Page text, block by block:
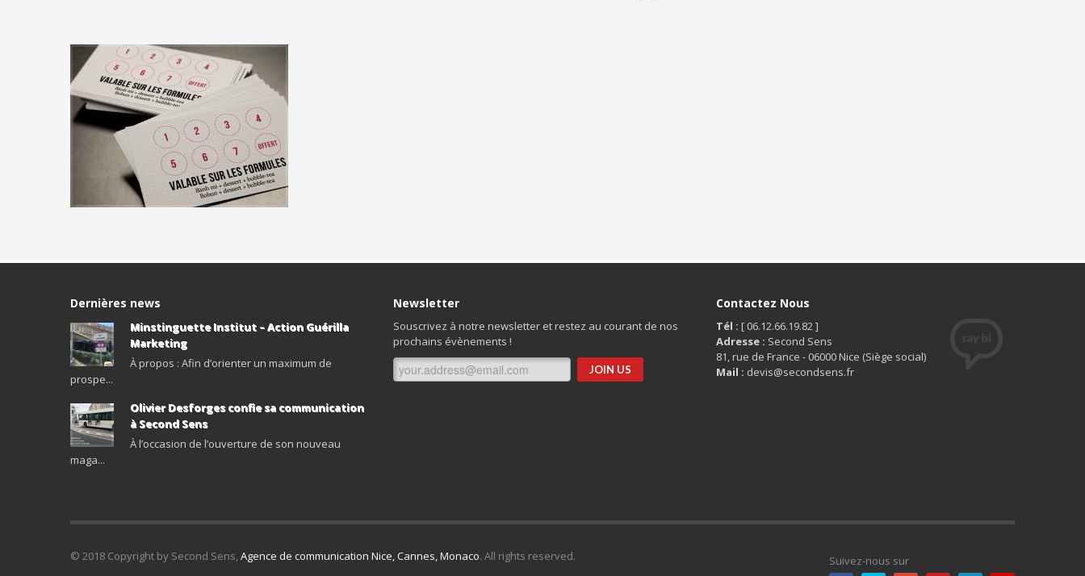
Dernières news
Minstinguette Institut – Action Guérilla
Marketing
À propos : Afin d’orienter un maximum de
prospe...
Olivier Desforges confie sa communication
à Second Sens
À l’occasion de l’ouverture de son nouveau
maga...
Newsletter
Souscrivez à notre newsletter et restez au courant de nos
prochains évènements !
Contactez Nous
Tél : [ 06.12.66.19.82 ]
Adresse : Second Sens
81, rue de France - 06000 Nice (Siège social)
Mail : devis@secondsens.fr
Suivez-nous sur
© 2018 Copyright by Second Sens,Agence de communication Nice, Cannes, Monaco. All rights reserved.